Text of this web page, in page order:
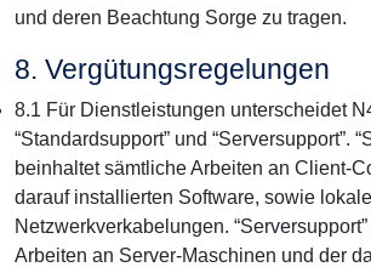
und deren Beachtung Sorge zu tragen.
8. Vergütungsregelungen
8.1 Für Dienstleistungen unterscheidet
“Standardsupport” und “Serversupport”.
beinhaltet sämtliche Arbeiten an Client-
darauf installierten Software, sowie
Netzwerkverkabelungen.
Arbeiten an Server-Maschinen und der